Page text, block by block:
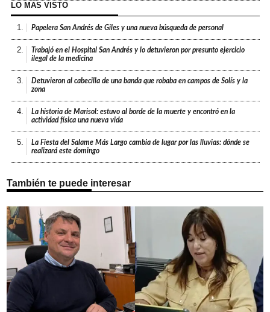
LO MÁS VISTO
1. Papelera San Andrés de Giles y una nueva búsqueda de personal
2.
Trabajó en el Hospital San Andrés y lo detuvieron por presunto ejercicio
ilegal de la medicina
3.
Detuvieron al cabecilla de una banda que robaba en campos de Solís y la
zona
4.
La historia de Marisol: estuvo al borde de la muerte y encontró en la
actividad física una nueva vida
5.
La Fiesta del Salame Más Largo cambia de lugar por las lluvias: dónde se
realizará este domingo
También te puede interesar